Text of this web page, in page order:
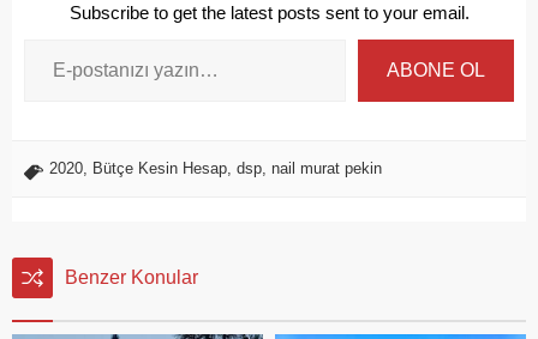
Subscribe to get the latest posts sent to your email.
ABONE OL
2020 Bütçe Kesin Hesap dsp nail murat pekin
Benzer Konular